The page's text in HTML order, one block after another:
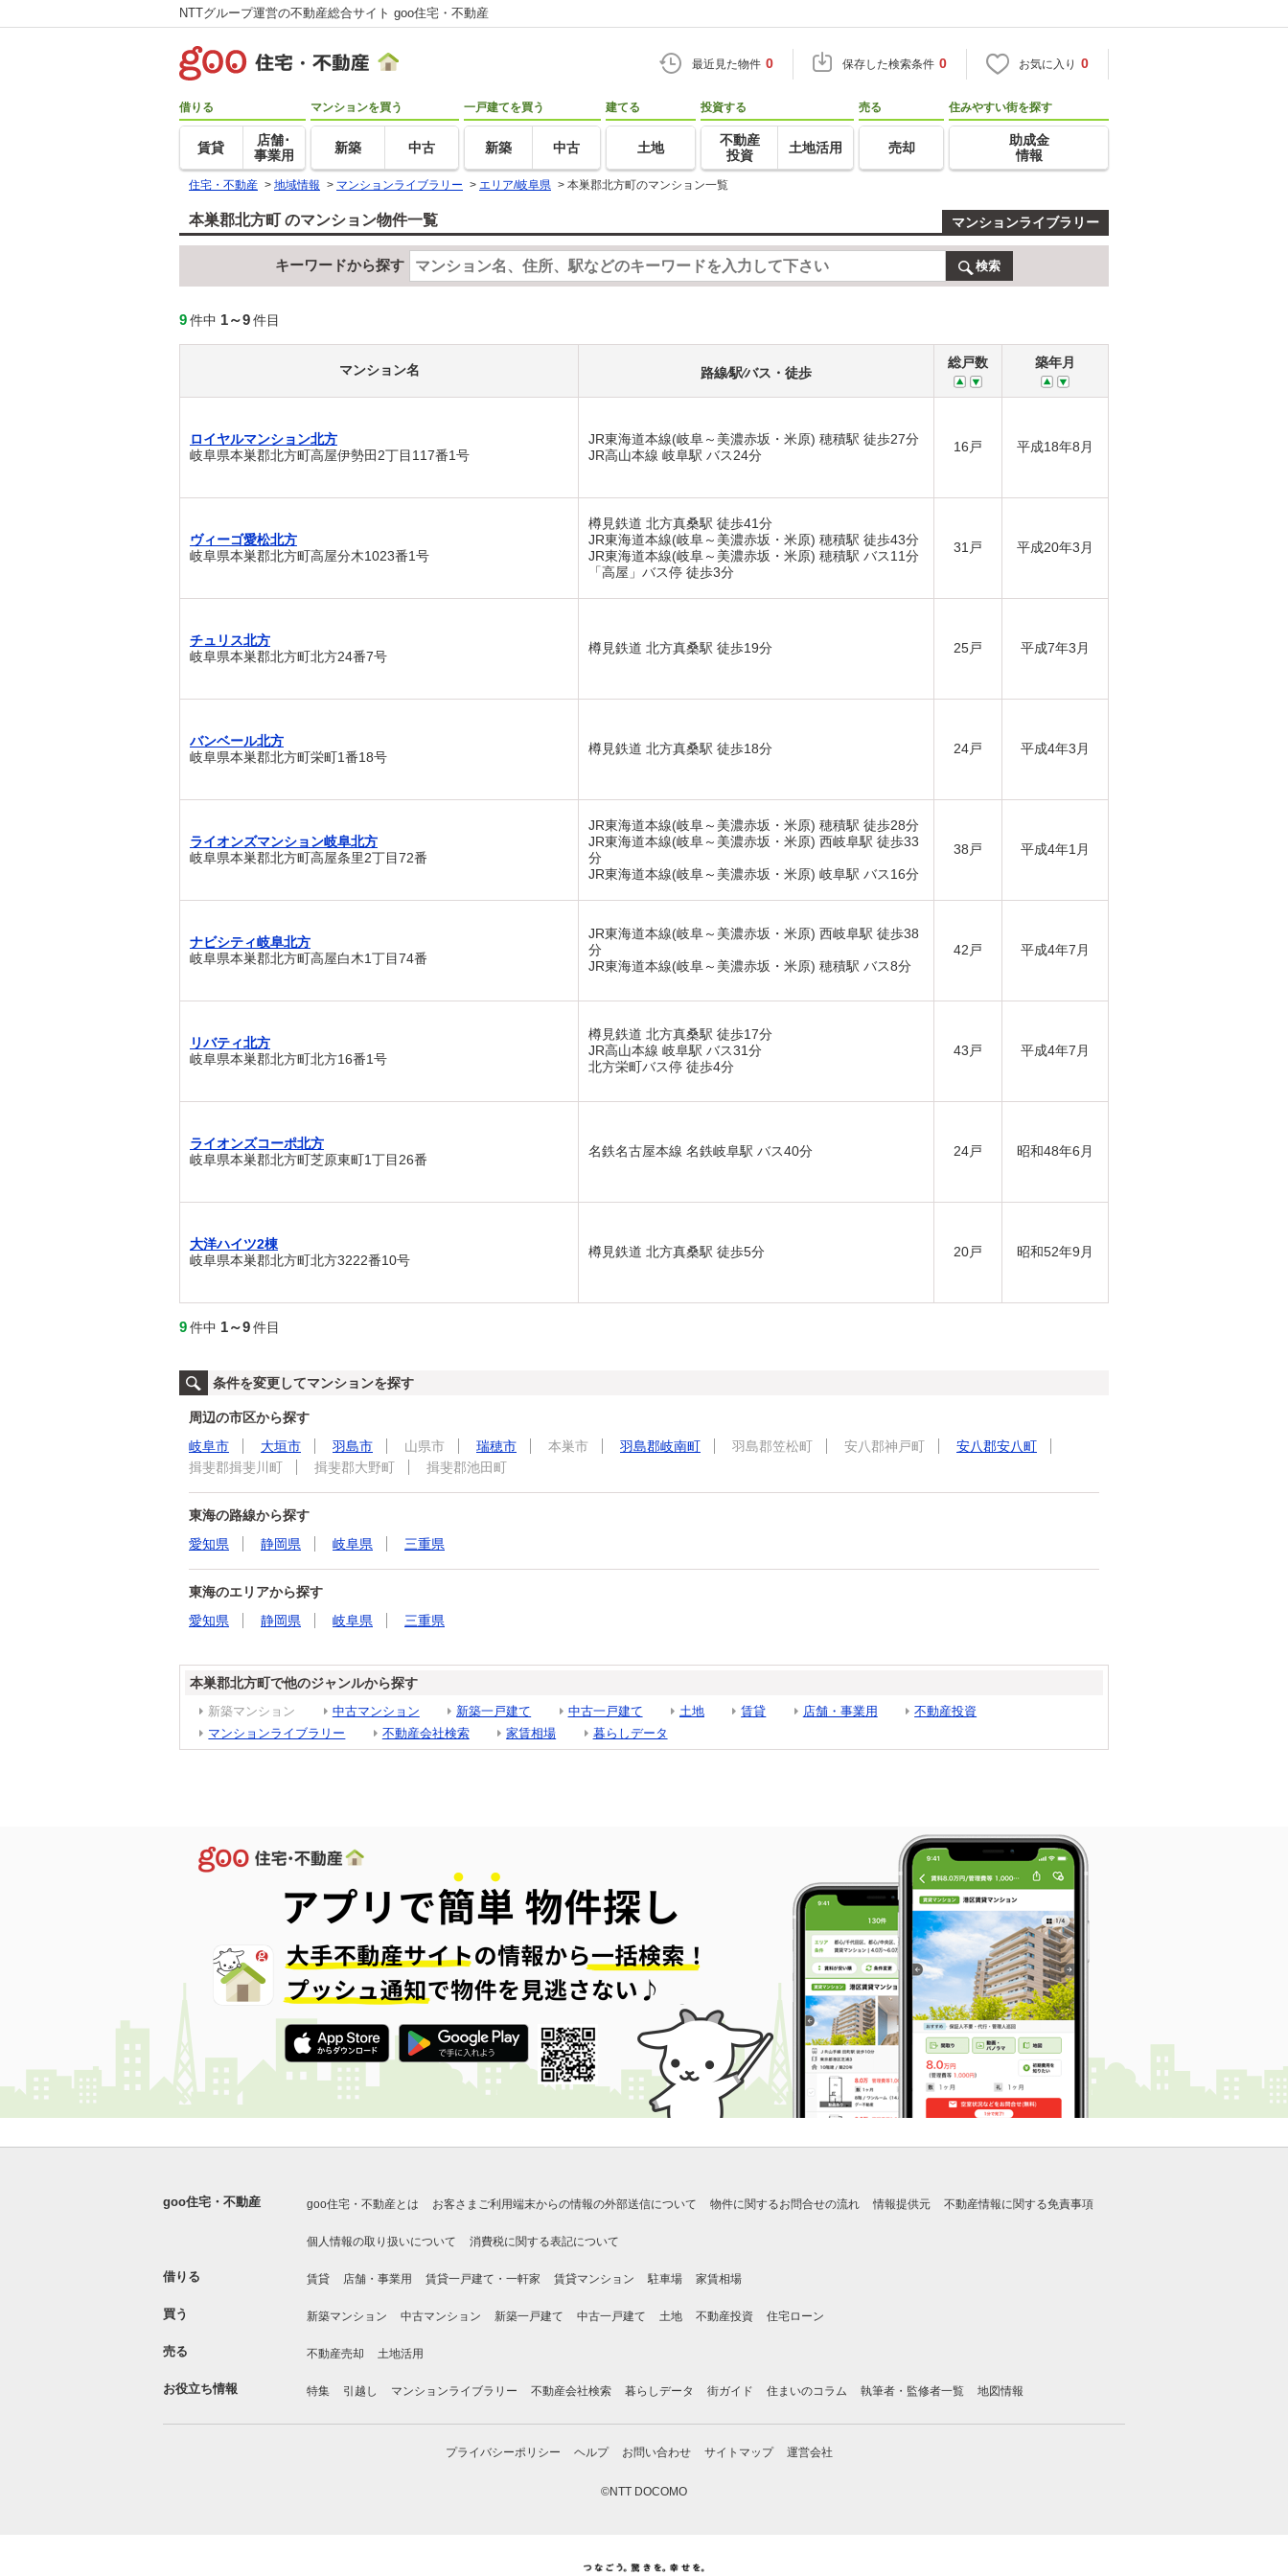
NTTグループ運営の不動産総合サイト goo住宅・不動産
最近見た物件 0 保存した検索条件 0 お気に入り 0
借りる
賃貸
店舗･
事業用
マンションを買う
新築 中古
一戸建てを買う
新築 中古
建てる
土地
投資する
不動産
投資
土地活用
売る
売却
住みやすい街を探す
助成金
情報
住宅・不動産 > 地域情報 > マンションライブラリー > エリア/岐阜県 > 本巣郡北方町のマンション一覧
本巣郡北方町 のマンション物件一覧 マンションライブラリー
キーワードから探す 検索
9件中 1～9件目
マンション名 路線⁄駅⁄バス・徒歩
総戸数 築年月
ロイヤルマンション北方
岐阜県本巣郡北方町高屋伊勢田2丁目117番1号
JR東海道本線(岐阜～美濃赤坂・米原) 穂積駅 徒歩27分
JR高山本線 岐阜駅 バス24分
16戸 平成18年8月
ヴィーゴ愛松北方
岐阜県本巣郡北方町高屋分木1023番1号
樽見鉄道 北方真桑駅 徒歩41分
JR東海道本線(岐阜～美濃赤坂・米原) 穂積駅 徒歩43分
JR東海道本線(岐阜～美濃赤坂・米原) 穂積駅 バス11分
「高屋」バス停 徒歩3分
31戸 平成20年3月
チュリス北方
岐阜県本巣郡北方町北方24番7号
樽見鉄道 北方真桑駅 徒歩19分 25戸 平成7年3月
バンベール北方
岐阜県本巣郡北方町栄町1番18号
樽見鉄道 北方真桑駅 徒歩18分 24戸 平成4年3月
ライオンズマンション岐阜北方
岐阜県本巣郡北方町高屋条里2丁目72番
JR東海道本線(岐阜～美濃赤坂・米原) 穂積駅 徒歩28分
JR東海道本線(岐阜～美濃赤坂・米原) 西岐阜駅 徒歩33
分
JR東海道本線(岐阜～美濃赤坂・米原) 岐阜駅 バス16分
38戸 平成4年1月
ナビシティ岐阜北方
岐阜県本巣郡北方町高屋白木1丁目74番
JR東海道本線(岐阜～美濃赤坂・米原) 西岐阜駅 徒歩38
分
JR東海道本線(岐阜～美濃赤坂・米原) 穂積駅 バス8分
42戸 平成4年7月
リバティ北方
岐阜県本巣郡北方町北方16番1号
樽見鉄道 北方真桑駅 徒歩17分
JR高山本線 岐阜駅 バス31分
北方栄町バス停 徒歩4分
43戸 平成4年7月
ライオンズコーポ北方
岐阜県本巣郡北方町芝原東町1丁目26番
名鉄名古屋本線 名鉄岐阜駅 バス40分 24戸 昭和48年6月
大洋ハイツ2棟
岐阜県本巣郡北方町北方3222番10号
樽見鉄道 北方真桑駅 徒歩5分 20戸 昭和52年9月
9件中 1～9件目
条件を変更してマンションを探す
周辺の市区から探す
岐阜市
大垣市 羽島市 山県市 瑞穂市 本巣市 羽島郡岐南町 羽島郡笠松町 安八郡神戸町
安八郡安八町
揖斐郡揖斐川町
揖斐郡大野町 揖斐郡池田町
東海の路線から探す
愛知県
静岡県 岐阜県 三重県
東海のエリアから探す
愛知県
静岡県 岐阜県 三重県
本巣郡北方町で他のジャンルから探す
新築マンション 中古マンション 新築一戸建て 中古一戸建て 土地 賃貸 店舗・事業用
不動産投資
マンションライブラリー
不動産会社検索 家賃相場 暮らしデータ
goo住宅・不動産 goo住宅・不動産とは お客さまご利用端末からの情報の外部送信について 物件に関するお問合せの流れ 情報提供元 不動産情報に関する免責事項
個人情報の取り扱いについて 消費税に関する表記について
借りる 賃貸 店舗・事業用 賃貸一戸建て・一軒家 賃貸マンション 駐車場 家賃相場
買う 新築マンション 中古マンション 新築一戸建て 中古一戸建て 土地 不動産投資 住宅ローン
売る 不動産売却 土地活用
お役立ち情報 特集 引越し マンションライブラリー 不動産会社検索 暮らしデータ 街ガイド 住まいのコラム 執筆者・監修者一覧 地図情報
プライバシーポリシー ヘルプ お問い合わせ サイトマップ 運営会社
©NTT DOCOMO